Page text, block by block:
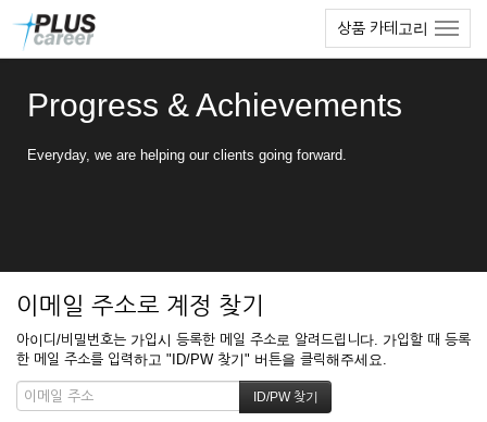
상품 카테고리
Progress & Achievements
Everyday, we are helping our clients going forward.
이메일 주소로 계정 찾기
아이디/비밀번호는 가입시 등록한 메일 주소로 알려드립니다. 가입할 때 등록
한 메일 주소를 입력하고 "ID/PW 찾기" 버튼을 클릭해주세요.